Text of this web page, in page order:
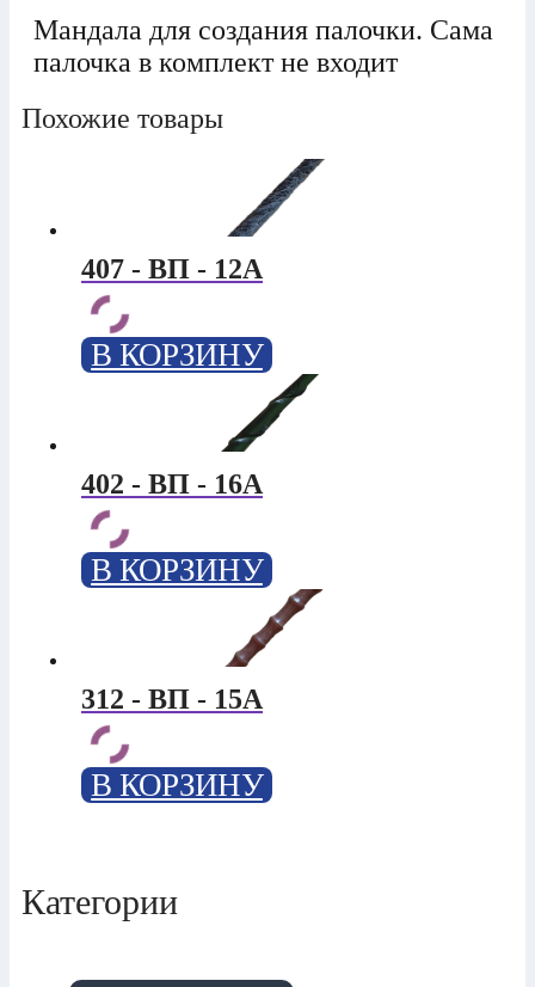
Мандала для создания палочки. Сама
палочка в комплект не входит
Похожие товары
407 - ВП - 12А
В КОРЗИНУ
402 - ВП - 16А
В КОРЗИНУ
312 - ВП - 15А
В КОРЗИНУ
Категории